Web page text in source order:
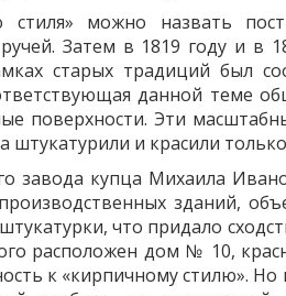
стиля» можно назвать
Затем в 1819 году и в
старых традиций был
данной теме
поверхности. Эти
штукатурили и красили
завода купца Михаила
зданий,
что придало
расположен дом № 10,
к «кирпичному стилю».